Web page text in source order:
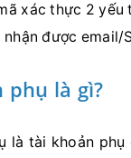
xác thực 2 yếu
nhận được
phụ là gì?
là tài khoản